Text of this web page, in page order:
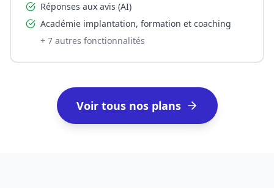
Réponses aux avis (AI)
Académie implantation, formation et coaching
+ 7 autres fonctionnalités
Voir tous nos plans